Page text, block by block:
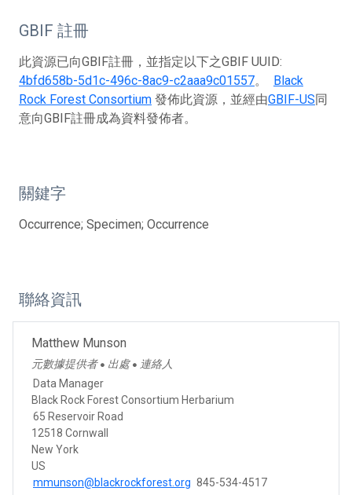
GBIF 註冊
此資源已向GBIF註冊，並指定以下之GBIF UUID:
4bfd658b-5d1c-496c-8ac9-c2aaa9c01557。 Black
Rock Forest Consortium 發佈此資源，並經由GBIF-US同
意向GBIF註冊成為資料發佈者。
關鍵字
Occurrence; Specimen; Occurrence
聯絡資訊
Matthew Munson
元數據提供者 ● 出處 ● 連絡人
Data Manager
Black Rock Forest Consortium Herbarium
65 Reservoir Road
12518 Cornwall
New York
US
mmunson@blackrockforest.org 845-534-4517